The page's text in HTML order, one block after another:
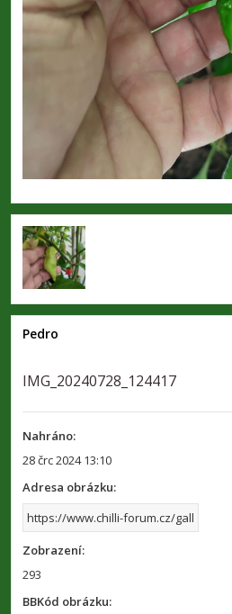
Pedro
IMG_20240728_124417
Nahráno:
28 črc 2024 13:10
Adresa obrázku:
Zobrazení:
293
BBKód obrázku: